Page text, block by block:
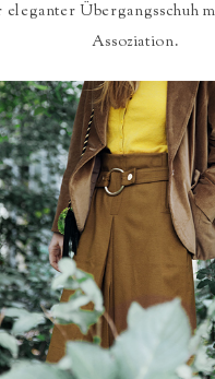
eleganter Übergangsschuh
Assoziation.